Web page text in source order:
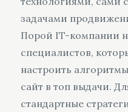
задачами
Порой IT-компании
специалистов,
настроить
сайт в топ выдачи.
стандартные